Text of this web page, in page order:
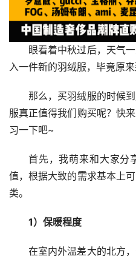
眼看着中秋过后，天气
入一件新的羽绒服，毕竟原
那么，买羽绒服的时候
服真正值得我们购买呢？快
习一下吧~
首先，我萌来和大家分
值，根据大致的需求基本上
类。
1）保暖程度
在室内外温差大的北方